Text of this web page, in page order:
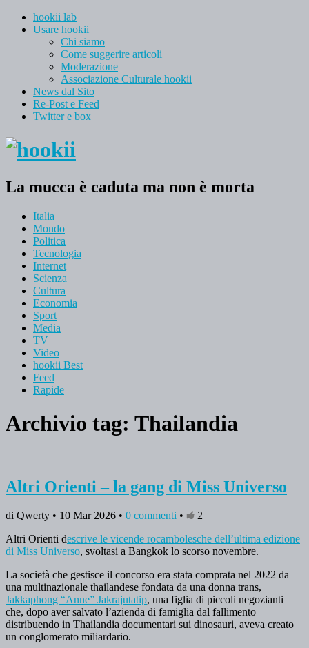
hookii lab
Usare hookii
Chi siamo
Come suggerire articoli
Moderazione
Associazione Culturale hookii
News dal Sito
Re-Post e Feed
Twitter e box
La mucca è caduta ma non è morta
Italia
Mondo
Politica
Tecnologia
Internet
Scienza
Cultura
Economia
Sport
Media
TV
Video
hookii Best
Feed
Rapide
Archivio tag: Thailandia
Altri Orienti – la gang di Miss Universo
di Qwerty • 10 Mar 2026 • 0 commenti •
2
Altri Orienti descrive le vicende rocambolesche dell’ultima edizione
di Miss Universo, svoltasi a Bangkok lo scorso novembre.
La società che gestisce il concorso era stata comprata nel 2022 da
una multinazionale thailandese fondata da una donna trans,
Jakkaphong “Anne” Jakrajutatip, una figlia di piccoli negozianti
che, dopo aver salvato l’azienda di famiglia dal fallimento
distribuendo in Thailandia documentari sui dinosauri, aveva creato
un conglomerato miliardario.